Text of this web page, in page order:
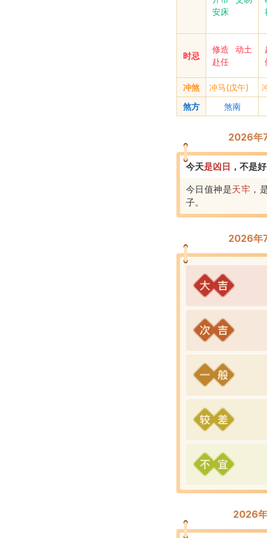
安床
时忌
修造
动土
赴任
冲煞 冲马(戊午)
煞方
煞南
2026年
今天是凶 日 ， 不是
今日值神是天牢 ，
子。
2026年
2026